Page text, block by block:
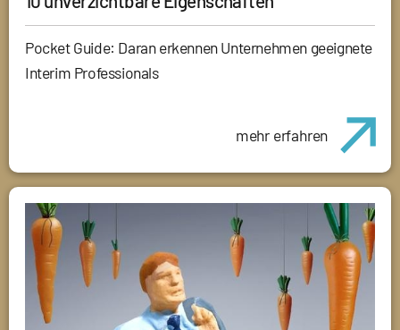
Pocket Guide: Daran erkennen Unternehmen geeignete
Interim Professionals
mehr erfahren